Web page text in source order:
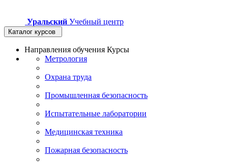
Уральский Учебный центр
Каталог курсов
Направления обучения Курсы
Метрология
Охрана труда
Промышленная безопасность
Испытательные лаборатории
Медицинская техника
Пожарная безопасность